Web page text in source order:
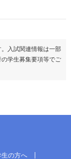
入試関連情報は一部
学生募集要項等でご
生の方へ